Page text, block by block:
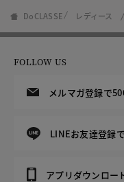
DoCLASSE レディース
FOLLOW US
メルマガ登録で
LINEお友達登録
アプリダウンロー